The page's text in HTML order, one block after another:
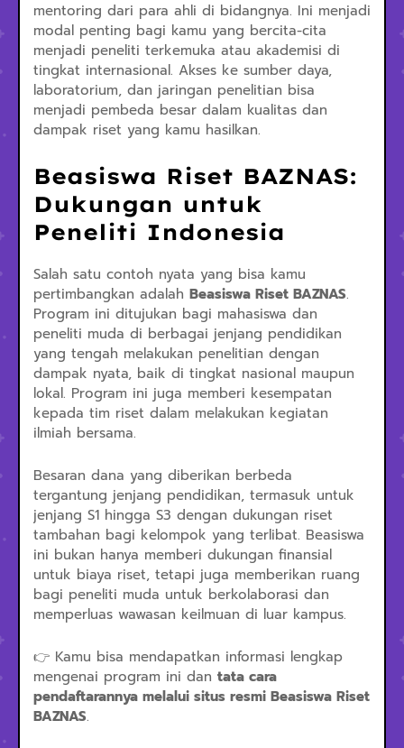
mentoring dari para ahli di bidangnya. Ini menjadi
modal penting bagi kamu yang bercita-cita
menjadi peneliti terkemuka atau akademisi di
tingkat internasional. Akses ke sumber daya,
laboratorium, dan jaringan penelitian bisa
menjadi pembeda besar dalam kualitas dan
dampak riset yang kamu hasilkan.
Beasiswa Riset BAZNAS:
Dukungan untuk
Peneliti Indonesia
Salah satu contoh nyata yang bisa kamu
pertimbangkan adalah Beasiswa Riset BAZNAS.
Program ini ditujukan bagi mahasiswa dan
peneliti muda di berbagai jenjang pendidikan
yang tengah melakukan penelitian dengan
dampak nyata, baik di tingkat nasional maupun
lokal. Program ini juga memberi kesempatan
kepada tim riset dalam melakukan kegiatan
ilmiah bersama.
Besaran dana yang diberikan berbeda
tergantung jenjang pendidikan, termasuk untuk
jenjang S1 hingga S3 dengan dukungan riset
tambahan bagi kelompok yang terlibat. Beasiswa
ini bukan hanya memberi dukungan finansial
untuk biaya riset, tetapi juga memberikan ruang
bagi peneliti muda untuk berkolaborasi dan
memperluas wawasan keilmuan di luar kampus.
👉 Kamu bisa mendapatkan informasi lengkap
mengenai program ini dan tata cara
pendaftarannya melalui situs resmi Beasiswa Riset
BAZNAS.